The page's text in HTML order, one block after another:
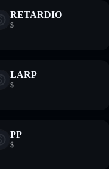
RETARDIO
$—
LARP
$—
PP
$—